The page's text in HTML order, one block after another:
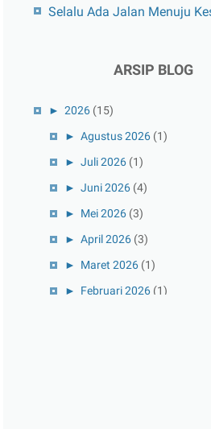
Selalu Ada Jalan Menuju
ARSIP BLOG
► 2026 (15)
► Agustus 2026 (1)
► Juli 2026 (1)
► Juni 2026 (4)
► Mei 2026 (3)
► April 2026 (3)
► Maret 2026 (1)
► Februari 2026 (1)